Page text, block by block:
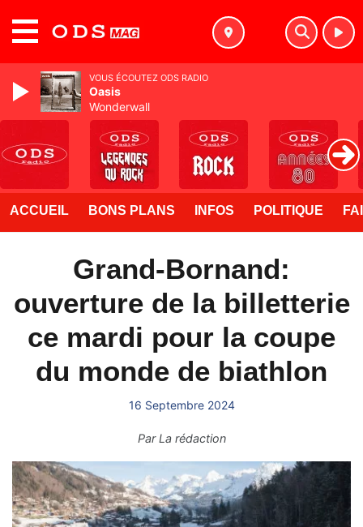
ACCUEIL BONS PLANS INFOS POLITIQUE
Grand-Bornand:
ouverture de la billetterie
ce mardi pour la coupe
du monde de biathlon
16 Septembre 2024
ParLa rédaction
VOUS ÉCOUTEZ ODS RADIO
Oasis
Wonderwall